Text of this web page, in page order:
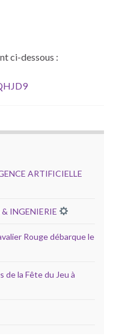
ci-dessous :
ARTIFICIELLE
& INGENIERIE
Rouge débarque le
de la Fête du Jeu à